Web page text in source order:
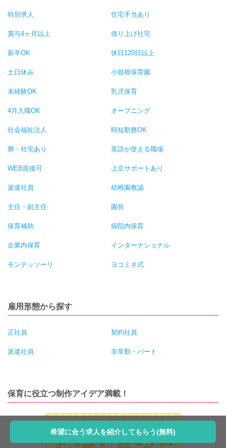
希望に合う求人を紹介してもらう(無料)
特別求人 住宅手当あり
賞与4ヶ月以上 借り上げ社宅
新卒OK 休日120日以上
土日休み 小規模保育園
未経験OK 乳児保育
4月入職OK オープニング
社会福祉法人 時短勤務OK
寮・社宅あり 英語が使える職場
WEB面接可 上京サポートあり
派遣社員 幼稚園教諭
主任・副主任 園長
保育補助 病院内保育
企業内保育 インターナショナル
モンテッソーリ ヨコミネ式
雇用形態から探す
正社員 契約社員
派遣社員 非常勤・パート
保育に役立つ制作アイデア満載！